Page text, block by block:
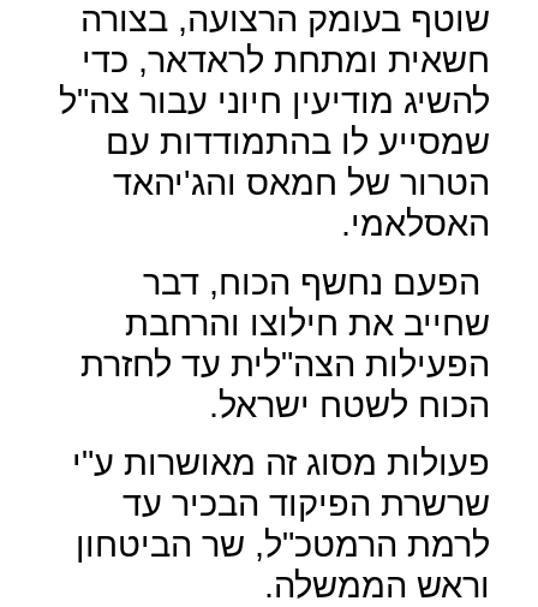
שוטף בעומק הרצועה, בצורה
חשאית ומתחת לראדאר, כדי
להשיג מודיעין חיוני עבור צה"ל
שמסייע לו בהתמודדות עם
הטרור של חמאס והג'יהאד
האסלאמי.
הפעם נחשף הכוח, דבר
שחייב את חילוצו והרחבת
הפעילות הצה"לית עד לחזרת
הכוח לשטח ישראל.
פעולות מסוג זה מאושרות ע"י
שרשרת הפיקוד הבכיר עד
לרמת הרמטכ"ל, שר הביטחון
וראש הממשלה.